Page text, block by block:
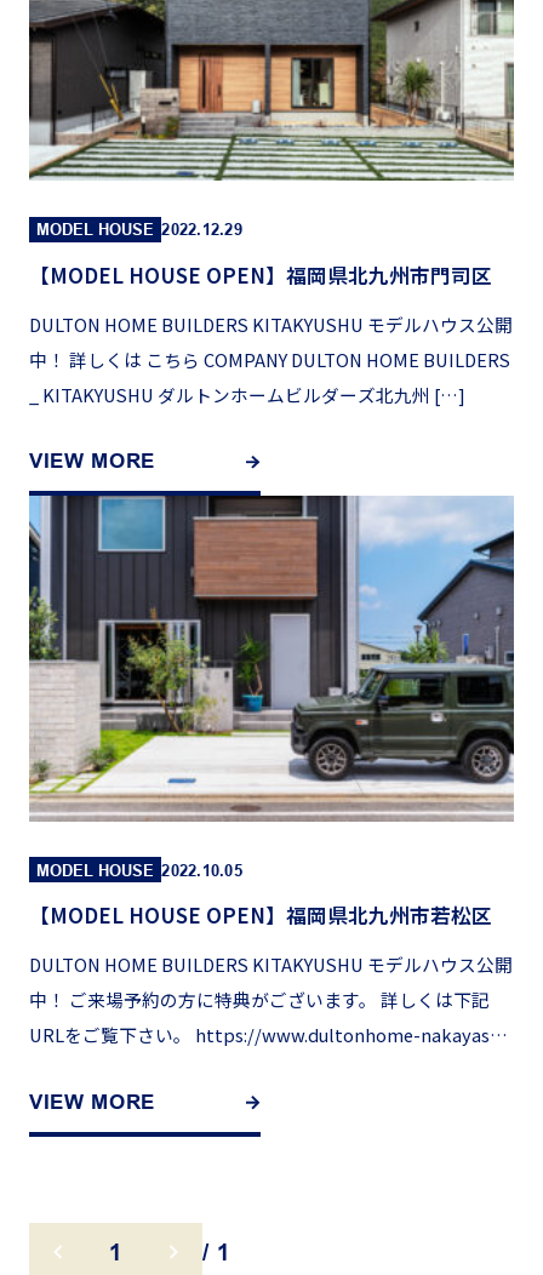
MODEL HOUSE 2022.12.29
【MODEL HOUSE OPEN】福岡県北九州市門司区
DULTON HOME BUILDERS KITAKYUSHU モデルハウス公開
中！ 詳しくは こちら COMPANY DULTON HOME BUILDERS
_ KITAKYUSHU ダルトンホームビルダーズ北九州 […]
VIEW MORE
MODEL HOUSE 2022.10.05
【MODEL HOUSE OPEN】福岡県北九州市若松区
DULTON HOME BUILDERS KITAKYUSHU モデルハウス公開
中！ ご来場予約の方に特典がございます。 詳しくは下記
URLをご覧下さい。 https://www.dultonhome-nakayashi
VIEW MORE
1 / 1